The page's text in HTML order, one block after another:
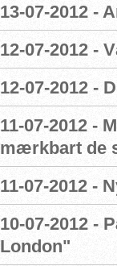
13-07-2012 -
12-07-2012 -
12-07-2012 -
11-07-2012 -
mærkbart de
11-07-2012 -
10-07-2012 -
London"